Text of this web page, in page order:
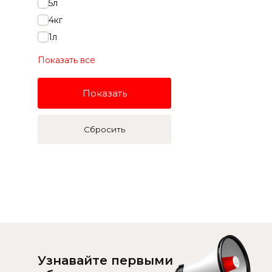
5л
4кг
1л
Показать все
Показать
Сбросить
Узнавайте первыми